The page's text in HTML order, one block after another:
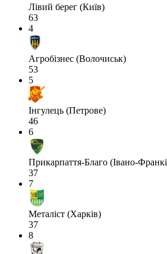
Лівий берег (Київ)
63
4
Агробізнес (Волочиськ)
53
5
Інгулець (Петрове)
46
6
Прикарпаття-Благо (Івано-
37
7
Металіст (Харків)
37
8